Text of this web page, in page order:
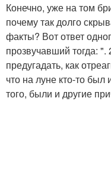
Конечно, уже на том
почему так долго
факты? Вот ответ
прозвучавший тогда:
предугадать, как
что на луне кто-то
того, были и другие